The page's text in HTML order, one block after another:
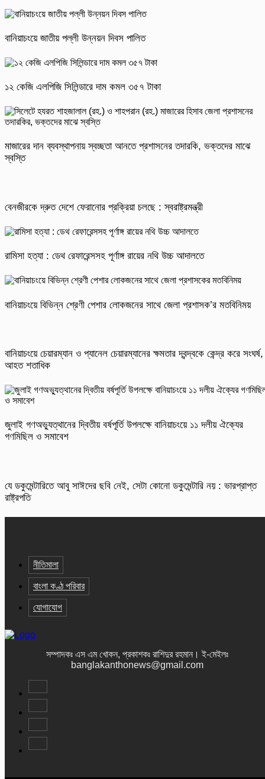
বানিয়াচংয়ে জাতীয় পল্লী উন্নয়ন দিবস পালিত
১২ কেজি এলপিজি সিলিন্ডারে দাম কমল ৩৫৭ টাকা
মাজারের দান ব্যবস্থাপনায় স্বচ্ছতা আনতে প্রশাসনের তদারকি, ভক্তদের মাঝে
স্বস্তি
বেনজীরকে দ্রুত দেশে ফেরানোর প্রক্রিয়া চলছে : স্বরাষ্ট্রমন্ত্রী
রামিসা হত্যা : ডেথ রেফারেন্সসহ পূর্ণাঙ্গ রায়ের নথি উচ্চ আদালতে
বানিয়াচংয়ে বিভিন্ন শ্রেণী পেশার লোকজনের সাথে জেলা প্রশাসক’র মতবিনিময়
বানিয়াচংয়ে চেয়ারম্যান ও প্যানেল চেয়ারম্যানের ক্ষমতার দ্বন্দ্বকে কেন্দ্র করে সংঘর্ষ,
আহত শতাধিক
জুলাই গণঅভ্যুত্থানের দ্বিতীয় বর্ষপূর্তি উপলক্ষে বানিয়াচংয়ে ১১ দলীয় ঐক্যের
গণমিছিল ও সমাবেশ
যে ডকুমেন্টারিতে আবু সাঈদের ছবি নেই, সেটা কোনো ডকুমেন্টারি নয় : ভারপ্রাপ্ত
রাষ্ট্রপতি
নীতিমালা
বাংলা কণ্ঠ পরিবার
যোগাযোগ
সম্পাদকঃ এস এম খোকন, প্রকাশকঃ রাশিদুর রহমান । ই-মেইলঃ
banglakanthonews@gmail.com